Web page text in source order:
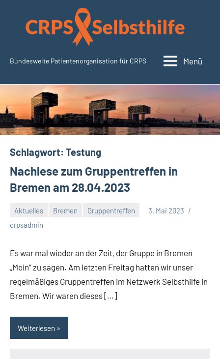
springen
CRPSSelbsthilfe.org
Bundesweite Patientenorganisation für CRPS Menü
Schlagwort: Testung
Nachlese zum Gruppentreffen in
Bremen am 28.04.2023
Aktuelles Bremen Gruppentreffen
3. Mai 2023
crpsadmin
2
Es war mal wieder an der Zeit, der Gruppe in Bremen
„Moin“ zu sagen. Am letzten Freitag hatten wir unser
regelmäßiges Gruppentreffen im Netzwerk Selbsthilfe in
Bremen. Wir waren dieses […]
Weiterlesen